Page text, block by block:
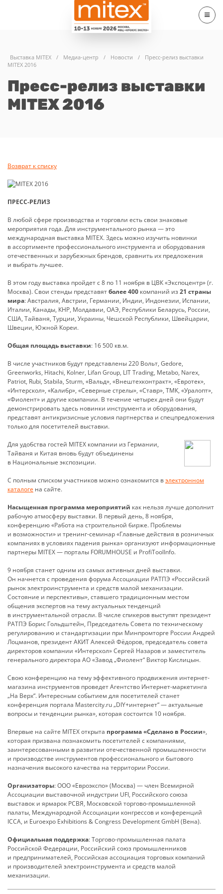
Выставка MITEX / Медиа-центр / Новости /
Пресс-релиз выставки
MITEX 2016
Пресс-релиз выставки
MITEX 2016
Возврат к списку
ПРЕСС-РЕЛИЗ
В любой сфере производства и торговли есть свои знаковые
мероприятия года. Для инструментального рынка — это
международная выставка MITEX. Здесь можно изучить новинки
в ассортименте профессионального инструмента и оборудования
отечественных и зарубежных брендов, сравнить их предложения
и выбрать лучшее.
В этом году выставка пройдет с 8 по 11 ноября в ЦВК «Экспоцентр» (г.
Москва). Свои стенды представятболее 400 компаний из21 страны
мира: Австралия, Австрии, Германии, Индии, Индонезии, Испании,
Италии, Канады, КНР, Молдавии, ОАЭ, Республики Беларусь, России,
США, Тайваня, Турции, Украины, Чешской Республики, Швейцарии,
Швеции, Южной Кореи.
Общая площадь выставки: 16 500 кв.м.
В числе участников будут представлены 220 Вольт, Gedore,
Greenworks, Hitachi, Kolner, Lifan Group, LIT Trading, Metabo, Narex,
Patriot, Rubi, Stabila, Sturm, «Вальд», «Внештехконтракт», «Евротек»,
«Интерскол», «Калибр», «Северные стрелы», «Ставр», ТМК, «Уралопт»,
«Фиолент» и другие компании. В течение четырех дней они будут
демонстрировать здесь новинки инструмента и оборудования,
представят антикризисные условия партнерства и спецпредложения
только для посетителей выставки.
Для удобства гостей MITEX компании из Германии,
Тайваня и Китая вновь будут объединены
в Национальные экспозиции.
С полным списком участников можно ознакомится вэлектронном
каталоге на сайте.
Насыщенная программа мероприятий как нельзя лучше дополнит
рабочую атмосферу выставки. В первый день, 8 ноября,
конференцию «Работа на строительной бирже. Проблемы
и возможности» и тренинг-семинар «Главные действия в розничных
компаниях в условиях падения рынка» организуют информационные
партнеры MITEX — порталы FORUMHOUSE и ProfiToolInfo.
9 ноября станет одним из самых активных дней выставки.
Он начнется с проведения форума Ассоциации РАТПЭ «Российский
рынок электроинструмента и средств малой механизации.
Состояние и перспективы», ставшего традиционным местом
общения экспертов на тему актуальных тенденций
в инструментальной отрасли. В числе спикеров выступят президент
РАТПЭ Борис Гольдштейн, Председатель Совета по техническому
регулированию и стандартизации при Минпромторге России Андрей
Лоцманов, президент АКИТ Алексей Фёдоров, председатель совета
директоров компании «Интерскол» Сергей Назаров и заместитель
генерального директора АО «Завод „Фиолент“ Виктор Кислицын.
Свою конференцию на тему эффективного продвижения интернет-
магазина инструментов проведет Агентство Интернет-маркетинга
„На Верх“. Интересным событием для посетителей станет
конференция портала Mastercity.ru „DIY+интернет“ — актуальные
вопросы и тенденции рынка», которая состоится 10 ноября.
Впервые на сайте MITEX открыта программа «Сделано в России»,
которая призвана познакомить посетителей с компаниями,
заинтересованными в развитии отечественной промышленности
и производстве инструментов профессионального и бытового
назначения высокого качества на территории России.
Организаторы: ООО «Евроэкспо» (Москва) — член Всемирной
Ассоциации выставочной индустрии UFI, Российского союза
выставок и ярмарок РСВЯ, Московской торгово-промышленной
палаты, Международной Ассоциации конгрессов и конференций
ICCA, и Euroexpo Exhibitions & Congress Development GmbH (Вена).
Официальная поддержка: Торгово-промышленная палата
Российской Федерации, Российский союз промышленников
и предпринимателей, Российская ассоциация торговых компаний
и производителей электроинструмента и средств малой
механизации.